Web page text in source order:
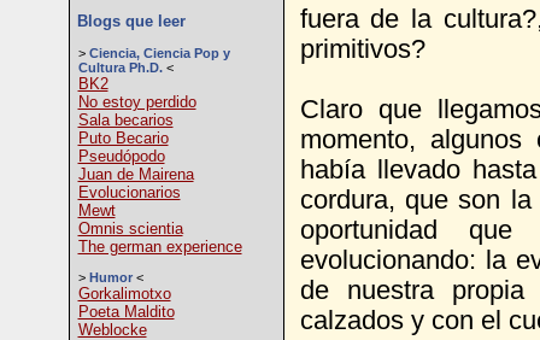
Blogs que leer
> Ciencia, Ciencia Pop y
Cultura Ph.D.<
BK2
No estoy perdido
Sala becarios
Puto Becario
Pseudópodo
Juan de Mairena
Evolucionarios
Mewt
Omnis scientia
The german experience
> Humor<
Gorkalimotxo
Poeta Maldito
Weblocke
fuera de la
primitivos?
Claro que
momento,
había llevado
cordura, que son
oportunidad
evolucionando: la
de nuestra
calzados y con el